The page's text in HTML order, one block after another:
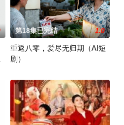
建，并发现死者正是陈凯欣。周行强忍震
生活变化和情感纠葛。反映出时代向官
遇。姜皓烯是白梦妍笔下虐文小说的男
第18集已完结 1.0
重返八零，爱尽无归期（AI短
剧）
粮票换鸡蛋的年代，我在喧闹的菜市